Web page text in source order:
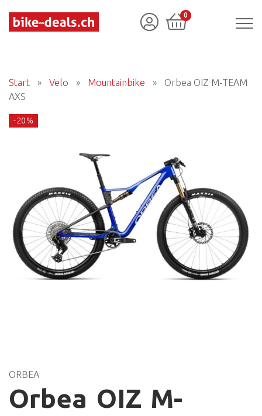
0
Start » Velo » Mountainbike »
Orbea OIZ M-TEAM
AXS
-20%
ORBEA
Orbea OIZ M-